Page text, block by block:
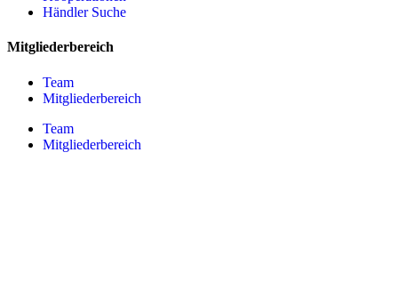
Händler Suche
Mitgliederbereich
Team
Mitgliederbereich
Team
Mitgliederbereich